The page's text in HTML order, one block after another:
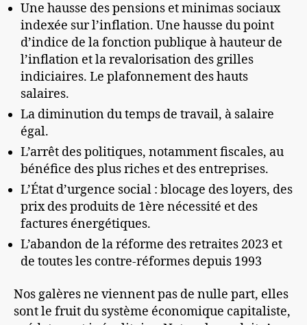
Une hausse des pensions et minimas sociaux
indexée sur l’inflation. Une hausse du point
d’indice de la fonction publique à hauteur de
l’inflation et la revalorisation des grilles
indiciaires. Le plafonnement des hauts
salaires.
La diminution du temps de travail, à salaire
égal.
L’arrêt des politiques, notamment fiscales, au
bénéfice des plus riches et des entreprises.
L’État d’urgence social : blocage des loyers, des
prix des produits de 1ère nécessité et des
factures énergétiques.
L’abandon de la réforme des retraites 2023 et
de toutes les contre-réformes depuis 1993
Nos galères ne viennent pas de nulle part, elles
sont le fruit du système économique capitaliste,